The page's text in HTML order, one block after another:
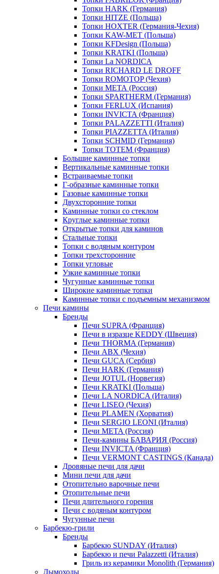
Топки HARK (Германия)
Топки HITZE (Польша)
Топки HOXTER (Германия-Чехия)
Топки KAW-MET (Польша)
Топки KFDesign (Польша)
Топки KRATKI (Польша)
Топки La NORDICA
Топки RICHARD LE DROFF
Топки ROMOTOP (Чехия)
Топки МЕТА (Россия)
Топки SPARTHERM (Германия)
Топки FERLUX (Испания)
Топки INVICTA (Франция)
Топки PALAZZETTI (Италия)
Топки PIAZZETTA (Италия)
Топки SCHMID (Германия)
Топки TOTEM (Франция)
Большие каминные топки
Вертикальные каминные топки
Встраиваемые топки
Г-образные каминные топки
Газовые каминные топки
Двухсторонние топки
Каминные топки со стеклом
Круглые каминные топки
Открытые топки для каминов
Стальные топки
Топки с водяным контуром
Топки трехсторонние
Топки угловые
Узкие каминные топки
Чугунные каминные топки
Широкие каминные топки
Каминные топки с подъемным механизмом
Печи камины
Бренды
Печи SUPRA (Франция)
Печи в изразце KEDDY (Швеция)
Печи THORMA (Германия)
Печи ABX (Чехия)
Печи GUCA (Сербия)
Печи HARK (Германия)
Печи JOTUL (Норвегия)
Печи KRATKI (Польша)
Печи LA NORDICA (Италия)
Печи LISEO (Чехия)
Печи PLAMEN (Хорватия)
Печи SERGIO LEONI (Италия)
Печи META (Россия)
Печи-камины БАВАРИЯ (Россия)
Печи INVICTA (Франция)
Печи VERMONT CASTINGS (Канада)
Дровяные печи для дачи
Мини печи для дачи
Отопительно варочные печи
Отопительные печи
Печи длительного горения
Печи с водяным контуром
Чугунные печи
Барбекю-грили
Бренды
Барбекю SUNDAY (Италия)
Барбекю и печи Palazzetti (Италия)
Гриль из керамики Monolith (Германия)
Дымоходы